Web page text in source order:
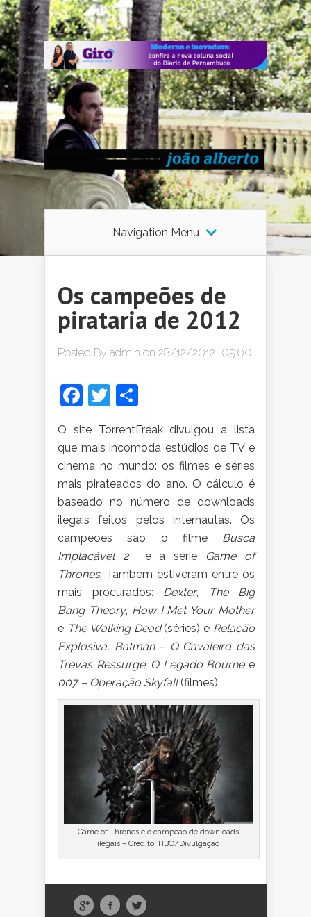
Navigation Menu
Os campeões de
pirataria de 2012
Posted By admin on 28/12/2012, 05:00
Facebook
Twitter
O site TorrentFreak divulgou a lista
que mais incomoda estúdios de TV e
cinema no mundo: os filmes e séries
mais pirateados do ano. O cálculo é
baseado no número de downloads
ilegais feitos pelos internautas. Os
campeões são o filme Busca
Implacável 2
e a série Game of
Thrones. Também estiveram entre os
mais procurados: Dexter,
The Big
Bang Theory, How I Met Your Mother
e The Walking Dead(séries) e Relação
Explosiva, Batman – O Cavaleiro das
Trevas Ressurge, O Legado Bournee
007 – Operação Skyfall(filmes).
Game of Thrones é o campeão de downloads
ilegais – Crédito: HBO/Divulgação